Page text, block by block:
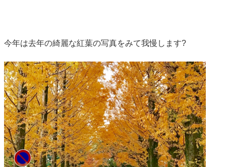
今年は去年の綺麗な紅葉の写真をみて我慢します?